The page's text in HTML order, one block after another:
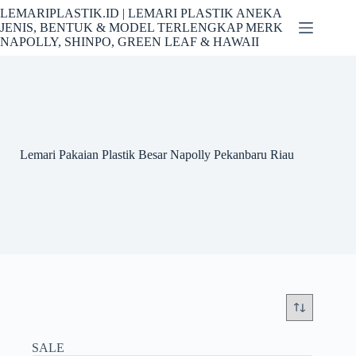
Skip
to
content
LEMARIPLASTIK.ID | LEMARI PLASTIK ANEKA
JENIS, BENTUK & MODEL TERLENGKAP MERK
NAPOLLY, SHINPO, GREEN LEAF & HAWAII
Lemari Pakaian Plastik Besar Napolly Pekanbaru Riau
SALE